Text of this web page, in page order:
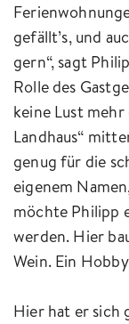
gefällt’s, und
gern“, sagt
Rolle des
keine Lust mehr
Landhaus“
genug für die
eigenem
möchte Philipp
werden. Hier
Wein. Ein
Hier hat er sich